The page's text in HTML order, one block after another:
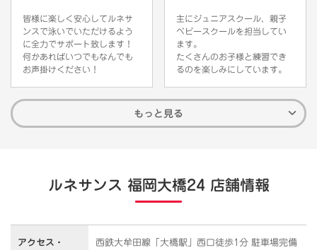
皆様に楽しく安心してルネサ
ンスで泳いでいただけるよう
に全力でサポート致します！
何かあればいつでもなんでも
お声掛けください！
主にジュニアスクール、親子
ベビースクールを担当してい
ます。
たくさんのお子様と練習でき
るのを楽しみにしています。
もっと見る
ルネサンス 福岡大橋24 店舗情報
アクセス・
西鉄大牟田線「大橋駅」西口徒歩1分 駐車場完備